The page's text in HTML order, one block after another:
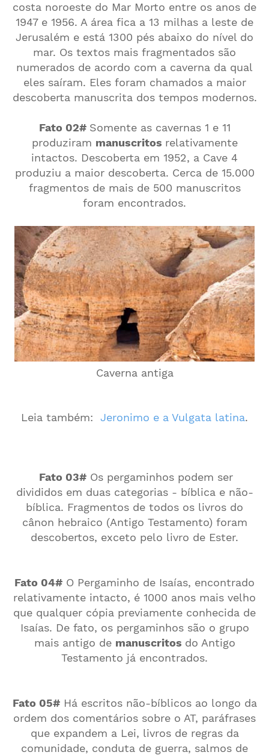
costa noroeste do Mar Morto entre os anos de
1947 e 1956. A área fica a 13 milhas a leste de
Jerusalém e está 1300 pés abaixo do nível do
mar. Os textos mais fragmentados são
numerados de acordo com a caverna da qual
eles saíram. Eles foram chamados a maior
descoberta manuscrita dos tempos modernos.
Fato 02# Somente as cavernas 1 e 11
produziram manuscritos relativamente
intactos. Descoberta em 1952, a Cave 4
produziu a maior descoberta. Cerca de 15.000
fragmentos de mais de 500 manuscritos
foram encontrados.
Caverna antiga
Leia também: Jeronimo e a Vulgata latina.
Fato 03# Os pergaminhos podem ser
divididos em duas categorias - bíblica e não-
bíblica. Fragmentos de todos os livros do
cânon hebraico (Antigo Testamento) foram
descobertos, exceto pelo livro de Ester.
Fato 04# O Pergaminho de Isaías, encontrado
relativamente intacto, é 1000 anos mais velho
que qualquer cópia previamente conhecida de
Isaías. De fato, os pergaminhos são o grupo
mais antigo de manuscritos do Antigo
Testamento já encontrados.
Fato 05#Há escritos não-bíblicos ao longo da
ordem dos comentários sobre o AT, paráfrases
que expandem a Lei, livros de regras da
comunidade, conduta de guerra, salmos de